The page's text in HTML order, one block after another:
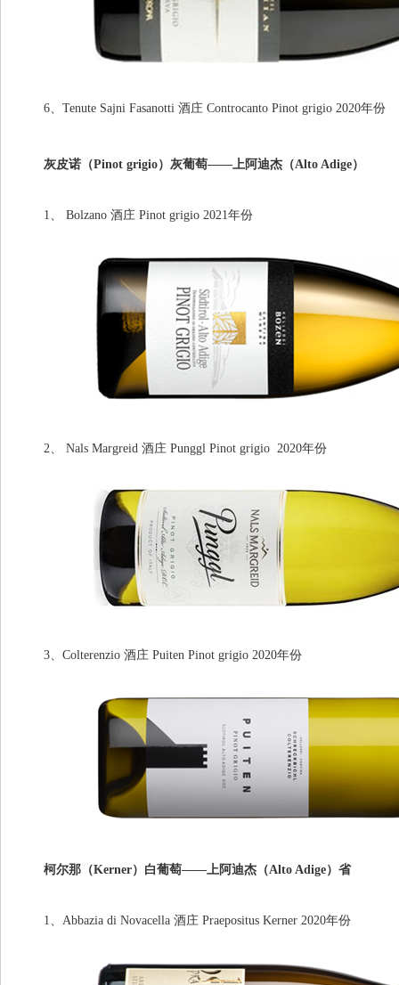
6、Tenute Sajni Fasanotti 酒庄 Controcanto Pinot grigio 2020年份
灰皮诺（Pinot grigio）灰葡萄——上阿迪杰（Alto Adige）
1、 Bolzano 酒庄 Pinot grigio 2021年份
2、 Nals Margreid 酒庄 Punggl Pinot grigio 2020年份
3、Colterenzio 酒庄 Puiten Pinot grigio 2020年份
柯尔那（Kerner）白葡萄——上阿迪杰（Alto Adige）省
1、Abbazia di Novacella 酒庄 Praepositus Kerner 2020年份